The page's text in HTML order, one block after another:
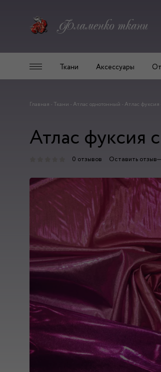
Ткани Аксессуары
Главная - Ткани -Атлас однотонный -Атлас
Атлас фуксия
0 отзывов Оставить отзыв